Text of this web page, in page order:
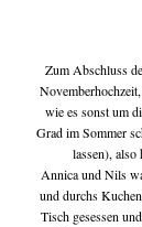
Zum Abschluss
wie es sonst um
Grad im Sommer
lassen), also
Annica und Nils
und durchs
Tisch gesessen